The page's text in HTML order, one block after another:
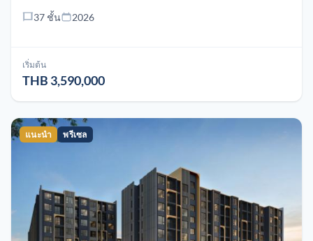
37 ชั้น
2026
เริ่มต้น
THB 3,590,000
แนะนำ พรีเซล